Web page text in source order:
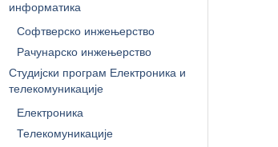
информатика
Софтверско инжењерство
Рачунарско инжењерство
Студијски програм Електроника и
телекомуникације
Електроника
Телекомуникације